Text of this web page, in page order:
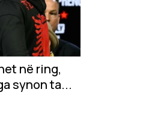
në ring,
synon ta...